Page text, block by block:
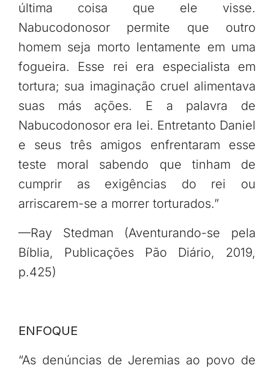
última coisa que ele visse.
Nabucodonosor permite que outro
homem seja morto lentamente em uma
fogueira. Esse rei era especialista em
tortura; sua imaginação cruel alimentava
suas más ações. E a palavra de
Nabucodonosor era lei. Entretanto Daniel
e seus três amigos enfrentaram esse
teste moral sabendo que tinham de
cumprir as exigências do rei ou
arriscarem-se a morrer torturados.”
—Ray Stedman (Aventurando-se pela
Bíblia, Publicações Pão Diário, 2019,
p.425)
ENFOQUE
“As denúncias de Jeremias ao povo de